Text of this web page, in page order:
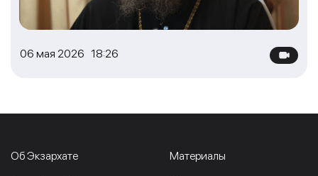
06 мая 2026 18:26
Об Экзархате Материалы